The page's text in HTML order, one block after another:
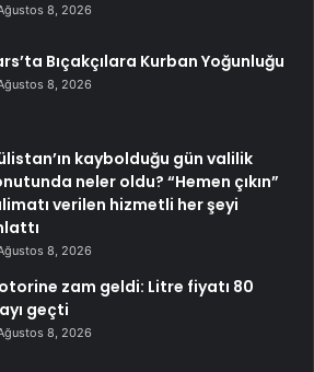
8, 2026
Bıçakçılara Kurban Yoğunluğu
8, 2026
kaybolduğu gün valilik
neler oldu? “Hemen çıkın”
verilen hizmetli her şeyi
8, 2026
zam geldi: Litre fiyatı 80
geçti
8, 2026